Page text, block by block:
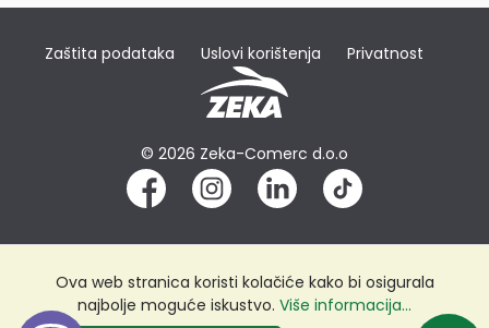
Zaštita podataka Uslovi korištenja Privatnost
© 2026 Zeka-Comerc d.o.o
Ova web stranica koristi kolačiće kako bi osigurala
najbolje moguće iskustvo. Više informacija...